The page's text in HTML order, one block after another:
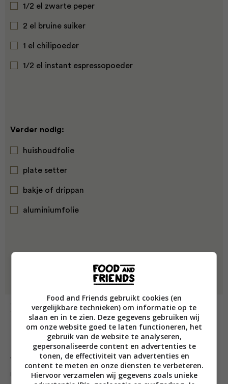
1/2 el zwarte peper
2 el bruine suiker
1 el chilipoeder
1/2 el instant espressopoeder
Verder nodig:
huishoudfolie
plate setter
bakje of drippan
aluminiumfolie
Bereiding
1. Maak de rub door alle ingrediënten met elkaar te
mengen.
Food and Friends gebruikt cookies (en
vergelijkbare technieken) om informatie op te
slaan en in te zien. Deze gegevens gebruiken wij
om onze website goed te laten functioneren, het
gebruik van de website te analyseren,
gepersonaliseerde content en advertenties te
tonen, de effectiviteit van advertenties en
content te meten en onze diensten te verbeteren.
Hiervoor verzamelen wij gegevens zoals unieke